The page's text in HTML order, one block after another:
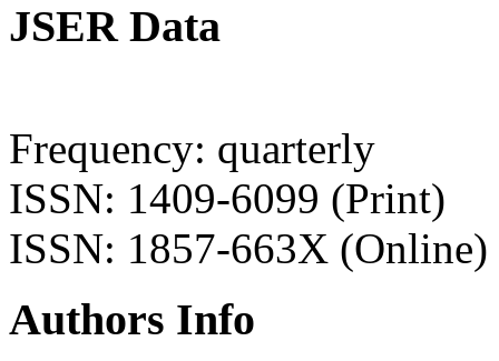
JSER Data
Frequency: quarterly
ISSN: 1409-6099 (Print)
ISSN: 1857-663X (Online)
Authors Info